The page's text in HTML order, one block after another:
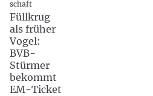
schaft
Füllkrug
als früher
Vogel:
BVB-
Stürmer
bekommt
EM-Ticket